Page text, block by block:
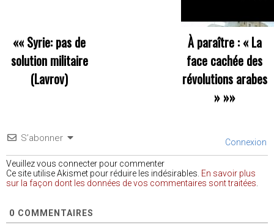
«« Syrie: pas de
solution militaire
(Lavrov)
À paraître : « La
face cachée des
révolutions arabes
»»»
S’abonner Connexion
Veuillez vous connecter pour commenter
Ce site utilise Akismet pour réduire les indésirables. En savoir plus
sur la façon dont les données de vos commentaires sont traitées
0 COMMENTAIRES